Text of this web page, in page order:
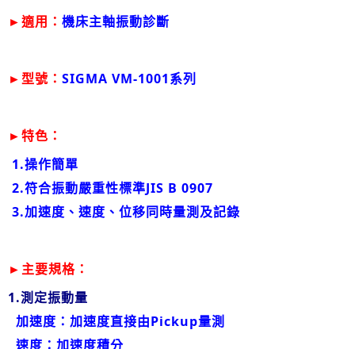
►適用： 機床主軸振動診斷
►型號： SIGMA VM-1001系列
►特色：
1.操作簡單
2.符合振動嚴重性標準JIS B 0907
3.加速度、速度、位移同時量測及記錄
► 主要規格：
1.測定振動量
加速度：加速度直接由Pickup量測
速度：加速度積分